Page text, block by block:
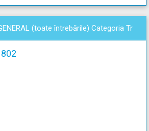
(toate întrebările) Categoria Tr